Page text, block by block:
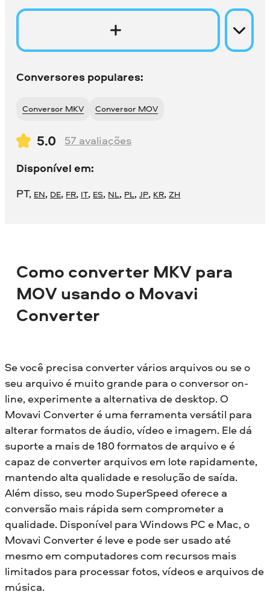
Conversores populares:
Conversor MKV Conversor MOV
5.0 57 avaliações
Disponível em:
PT, EN, DE, FR, IT, ES, NL, PL,JP, KR,ZH
Como converter MKV para
MOV usando o Movavi
Converter
Se você precisa converter vários arquivos ou se o
seu arquivo é muito grande para o conversor on-
line, experimente a alternativa de desktop. O
Movavi Converter é uma ferramenta versátil para
alterar formatos de áudio, vídeo e imagem. Ele dá
suporte a mais de 180 formatos de arquivo e é
capaz de converter arquivos em lote rapidamente,
mantendo alta qualidade e resolução de saída.
Além disso, seu modo SuperSpeed oferece a
conversão mais rápida sem comprometer a
qualidade. Disponível para Windows PC e Mac, o
Movavi Converter é leve e pode ser usado até
mesmo em computadores com recursos mais
limitados para processar fotos, vídeos e arquivos de
música.